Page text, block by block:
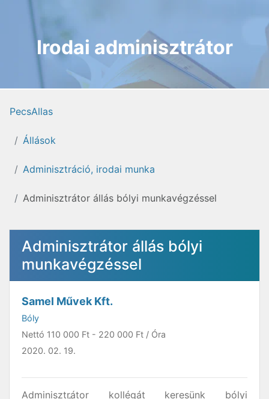
Irodai adminisztrátor
PecsAllas
Állások
Adminisztráció, irodai munka
Adminisztrátor állás bólyi munkavégzéssel
Adminisztrátor állás bólyi
munkavégzéssel
Samel Művek Kft.
Bóly
Nettó 110 000 Ft - 220 000 Ft / Óra
2020. 02. 19.
Adminisztrátor kollégát keresünk bólyi